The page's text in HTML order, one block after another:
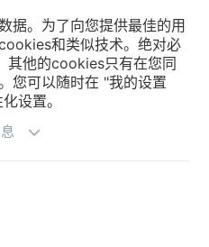
据。为了向您提供最佳的用
和类似技术。绝对必
其他的cookies只有在您同
您可以随时在 "我的设置
设置。